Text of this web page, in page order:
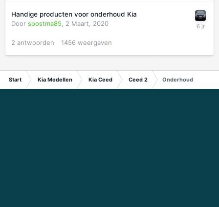
Handige producten voor onderhoud Kia
Door spostma85, 2 Maart, 2020
2 antwoorden 1456 weergaven
Start Kia Modellen Kia Ceed Ceed 2 Onderhoud